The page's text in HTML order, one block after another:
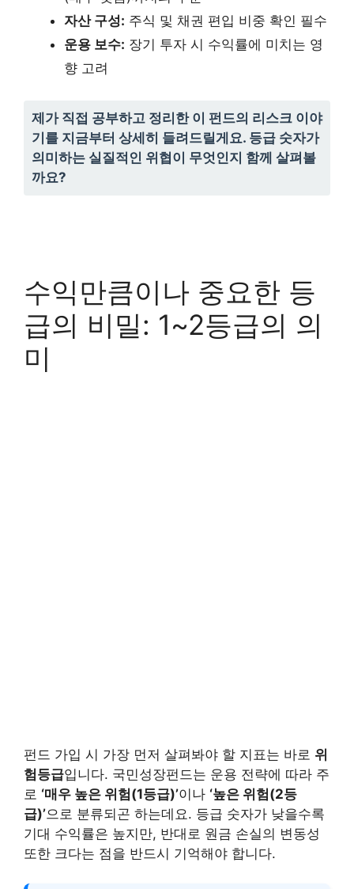
자산 구성: 주식 및 채권 편입 비중 확인 필수
운용 보수: 장기 투자 시 수익률에 미치는 영
향 고려
제가 직접 공부하고 정리한 이 펀드의 리스크 이야
기를 지금부터 상세히 들려드릴게요. 등급 숫자가
의미하는 실질적인 위협이 무엇인지 함께 살펴볼
까요?
수익만큼이나 중요한 등
급의 비밀: 1~2등급의 의
미
펀드 가입 시 가장 먼저 살펴봐야 할 지표는 바로 위
험등급입니다. 국민성장펀드는 운용 전략에 따라 주
로 ‘매우 높은 위험(1등급)’이나 ‘높은 위험(2등
급)’으로 분류되곤 하는데요. 등급 숫자가 낮을수록
기대 수익률은 높지만, 반대로 원금 손실의 변동성
또한 크다는 점을 반드시 기억해야 합니다.